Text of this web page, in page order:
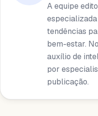
A equipe
tendências
bem-estar.
auxílio de
por
publicação.